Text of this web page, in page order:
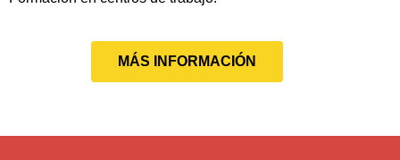
MÁS INFORMACIÓN